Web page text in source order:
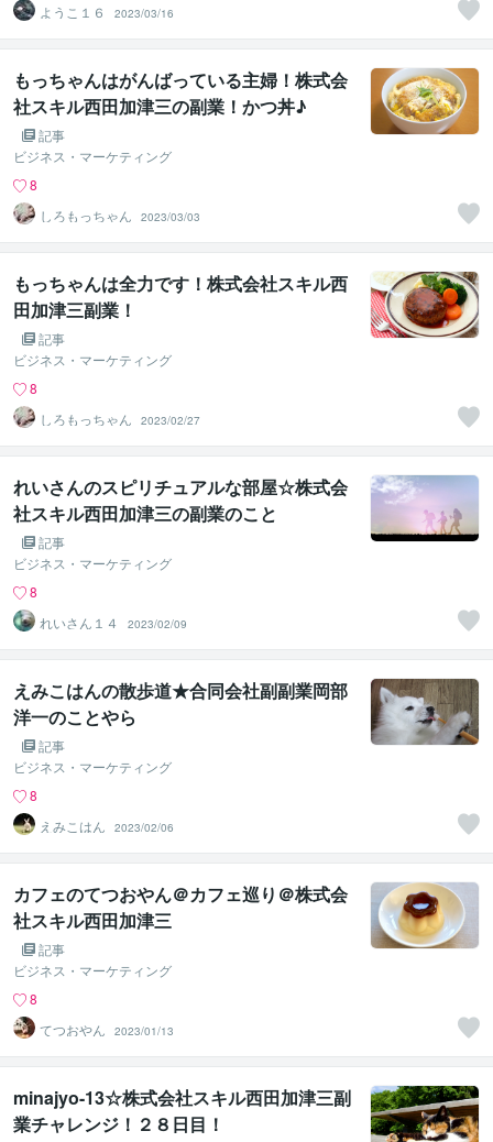
ようこ１６
2023/03/16
もっちゃんはがんばっている主婦！株式会
社スキル西田加津三の副業！かつ丼♪
記事
ビジネス・マーケティング
8
しろもっちゃん
2023/03/03
もっちゃんは全力です！株式会社スキル西
田加津三副業！
記事
ビジネス・マーケティング
8
しろもっちゃん
2023/02/27
れいさんのスピリチュアルな部屋☆株式会
社スキル西田加津三の副業のこと
記事
ビジネス・マーケティング
8
れいさん１４
2023/02/09
えみこはんの散歩道★合同会社副副業岡部
洋一のことやら
記事
ビジネス・マーケティング
8
えみこはん
2023/02/06
カフェのてつおやん＠カフェ巡り＠株式会
社スキル西田加津三
記事
ビジネス・マーケティング
8
てつおやん
2023/01/13
minajyo-13☆株式会社スキル西田加津三副
業チャレンジ！２８日目！